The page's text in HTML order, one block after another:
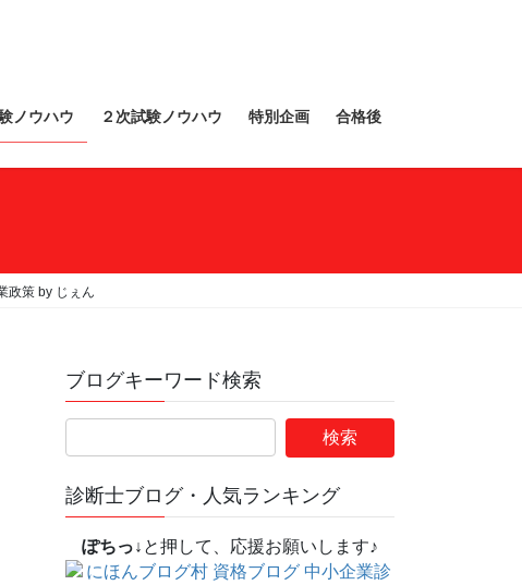
ノウハウ ２次試験ノウハウ 特別企画 合格後
政策 by じぇん
ブログキーワード検索
診断士ブログ・人気ランキング
ぽちっ↓ と押して、応援お願いします♪